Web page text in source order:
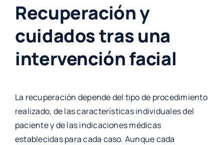
Recuperación y
cuidados tras una
intervención facial
La recuperación depende del tipo de procedimiento
realizado, de las características individuales del
paciente y de las indicaciones médicas
establecidas para cada caso. Aunque cada